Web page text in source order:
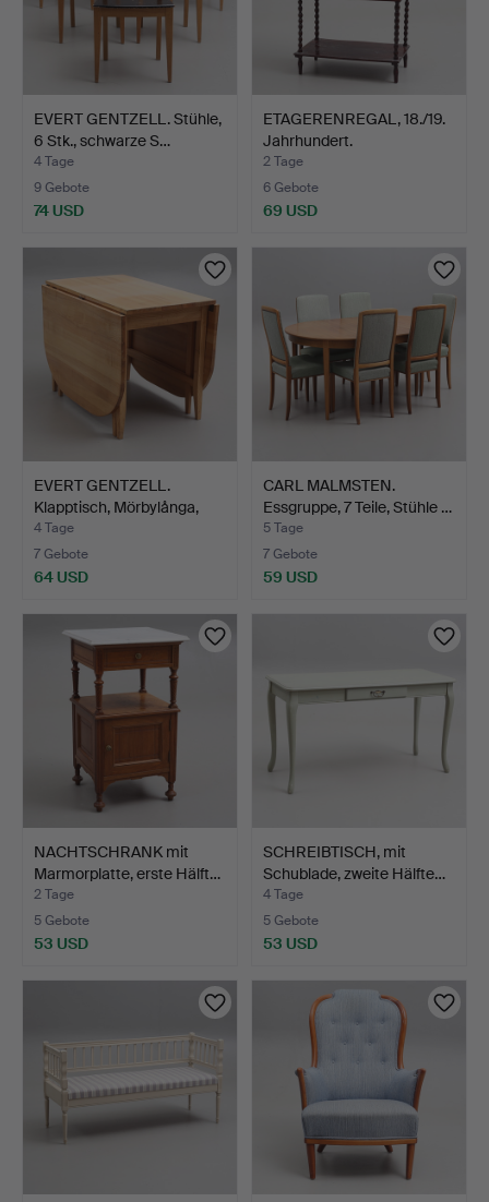
EVERT GENTZELL. Stühle,
6 Stk., schwarze S…
4 Tage
9 Gebote
74 USD
ETAGERENREGAL, 18./19.
Jahrhundert.
2 Tage
6 Gebote
69 USD
EVERT GENTZELL.
Klapptisch, Mörbylånga,
ge…
4 Tage
7 Gebote
64 USD
CARL MALMSTEN.
Essgruppe, 7 Teile, Stühle …
5 Tage
7 Gebote
59 USD
NACHTSCHRANK mit
Marmorplatte, erste Hälft…
2 Tage
5 Gebote
53 USD
SCHREIBTISCH, mit
Schublade, zweite Hälfte…
4 Tage
5 Gebote
53 USD